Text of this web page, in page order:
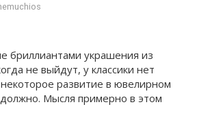
бриллиантами украшения из
не выйдут, у классики нет
развитие в ювелирном
Мысля примерно в этом